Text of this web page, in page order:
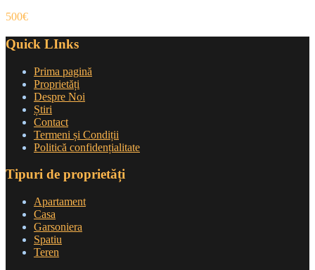
500€
Quick LInks
Prima pagină
Proprietăți
Despre Noi
Știri
Contact
Termeni și Condiții
Politică confidențialitate
Tipuri de proprietăți
Apartament
Casa
Garsoniera
Spatiu
Teren